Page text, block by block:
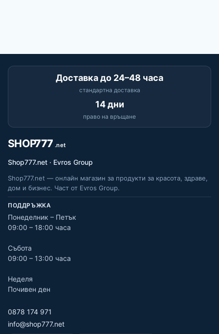
Доставка до 24–48 часа
стандартна доставка
14 дни
право на връщане
Shop777.net · Evros Group
Shop777.net — онлайн магазин за продукти за красота, здраве,
дом и бизнес. Част от Evros Group.
ПОДДРЪЖКА
Понеделник – Петък
09:00 – 18:00 часа
Събота
09:00 – 13:00 часа
Неделя
Почивен ден
0878 174 971
info@shop777.net